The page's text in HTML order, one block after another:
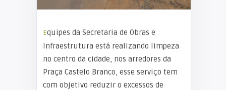
Equipes da Secretaria de Obras e
Infraestrutura está realizando limpeza
no centro da cidade, nos arredores da
Praça Castelo Branco, esse serviço tem
com objetivo reduzir o excessos de